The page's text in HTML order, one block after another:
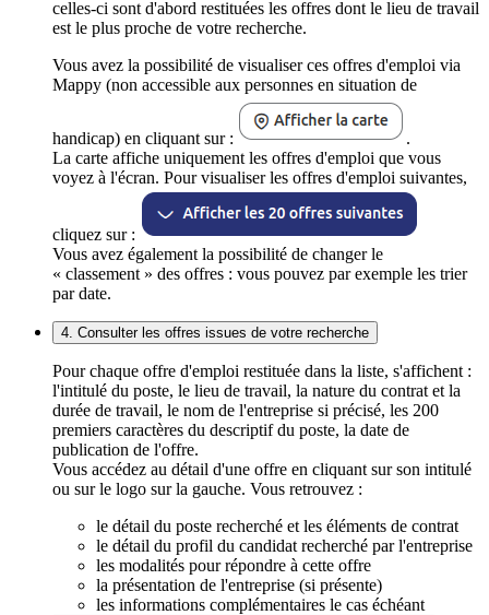
celles-ci sont d'abord restituées les offres dont le lieu de travail
est le plus proche de votre recherche.
Vous avez la possibilité de visualiser ces offres d'emploi via
Mappy (non accessible aux personnes en situation de
handicap) en cliquant sur :
.
La carte affiche uniquement les offres d'emploi que vous
voyez à l'écran. Pour visualiser les offres d'emploi suivantes,
cliquez sur :
Vous avez également la possibilité de changer le
« classement » des offres : vous pouvez par exemple les trier
par date.
4. Consulter les offres issues de votre recherche
Pour chaque offre d'emploi restituée dans la liste, s'affichent :
l'intitulé du poste, le lieu de travail, la nature du contrat et la
durée de travail, le nom de l'entreprise si précisé, les 200
premiers caractères du descriptif du poste, la date de
publication de l'offre.
Vous accédez au détail d'une offre en cliquant sur son intitulé
ou sur le logo sur la gauche. Vous retrouvez :
le détail du poste recherché et les éléments de contrat
le détail du profil du candidat recherché par l'entreprise
les modalités pour répondre à cette offre
la présentation de l'entreprise (si présente)
les informations complémentaires le cas échéant